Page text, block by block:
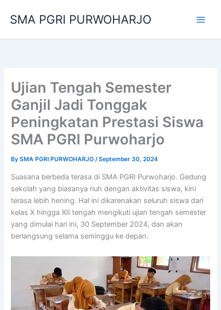
SMA PGRI PURWOHARJO
Ujian Tengah Semester
Ganjil Jadi Tonggak
Peningkatan Prestasi Siswa
SMA PGRI Purwoharjo
BySMA PGRI PURWOHARJO/September 30, 2024
Suasana berbeda terasa di SMA PGRI Purwoharjo. Gedung
sekolah yang biasanya riuh dengan aktivitas siswa, kini
terasa lebih hening. Hal ini dikarenakan seluruh siswa dari
kelas X hingga XII tengah mengikuti ujian tengah semester
yang dimulai hari ini, 30 September 2024, dan akan
berlangsung selama seminggu ke depan.